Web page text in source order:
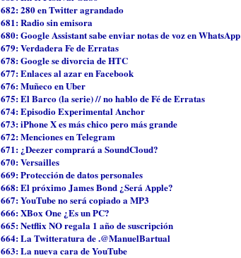
682: 280 en Twitter agrandado
681: Radio sin emisora
680: Google Assistant sabe enviar notas de voz en WhatsApp
679: Verdadera Fe de Erratas
678: Google se divorcia de HTC
677: Enlaces al azar en Facebook
676: Muñeco en Uber
675: El Barco (la serie) // no hablo de Fé de Erratas
674: Episodio Experimental Anchor
673: iPhone X es más chico pero más grande
672: Menciones en Telegram‬
671: ‪¿Deezer comprará a SoundCloud?‬
670: Versailles
669: Protección de datos personales
668: El próximo James Bond ¿Será Apple?‬
667: YouTube no será copiado a MP3‬
666: XBox One ¿Es un PC?‬
665: Netflix NO regala 1 año de suscripción‬
664: La Twitteratura de .‪@ManuelBartual
663: La nueva cara de YouTube